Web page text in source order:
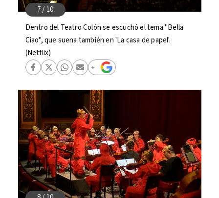
Dentro del Teatro Colón se escuchó el tema "Bella
Ciao", que suena también en 'La casa de papel'.
(Netflix)